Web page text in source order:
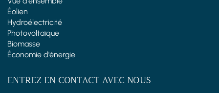
Éolien
Hydroélectricité
Photovoltaïque
Biomasse
Économie d'énergie
ENTREZ EN CONTACT AVEC NOUS